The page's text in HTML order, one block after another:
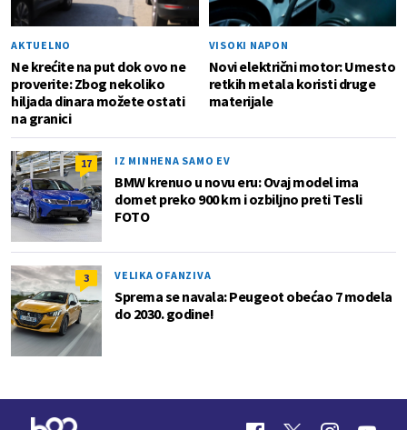
AKTUELNO
Ne krećite na put dok ovo ne
proverite: Zbog nekoliko
hiljada dinara možete ostati
na granici
VISOKI NAPON
Novi električni motor: Umesto
retkih metala koristi druge
materijale
17 IZ MINHENA SAMO EV
BMW krenuo u novu eru: Ovaj model ima
domet preko 900 km i ozbiljno preti Tesli
FOTO
3 VELIKA OFANZIVA
Sprema se navala: Peugeot obećao 7 modela
do 2030. godine!